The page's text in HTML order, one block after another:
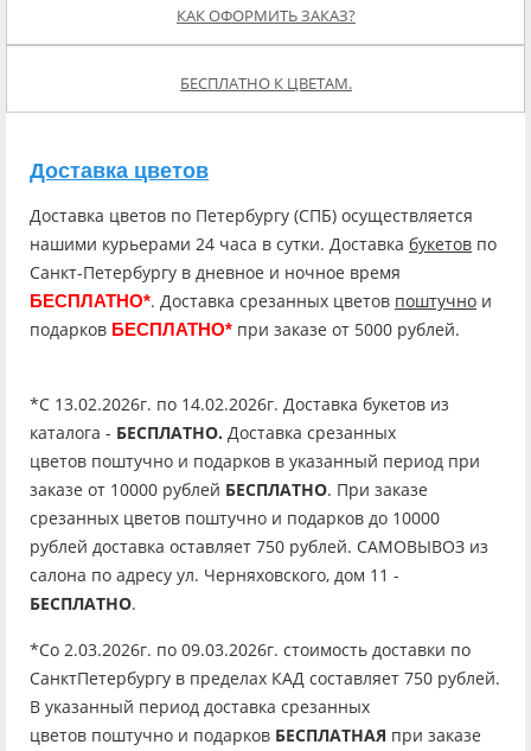
КАК ОФОРМИТЬ ЗАКАЗ?
БЕСПЛАТНО К ЦВЕТАМ.
Доставка цветов
Доставка цветов по Петербургу (СПБ) осуществляется
нашими курьерами 24 часа в сутки. Доставка букетов по
Санкт-Петербургу в дневное и ночное время
БЕСПЛАТНО*. Доставка срезанных цветов поштучно и
подарков БЕСПЛАТНО* при заказе от 5000 рублей.
*C 13.02.2026г. по 14.02.2026г. Доставка букетов из
каталога - БЕСПЛАТНО. Доставка срезанных
цветов поштучно и подарков в указанный период при
заказе от 10000 рублей БЕСПЛАТНО. При заказе
срезанных цветов поштучно и подарков до 10000
рублей доставка оставляет 750 рублей. САМОВЫВОЗ из
салона по адресу ул. Черняховского, дом 11 -
БЕСПЛАТНО.
*Со 2.03.2026г. по 09.03.2026г. стоимость доставки по
СанктПетербургу в пределах КАД составляет 750 рублей.
В указанный период доставка срезанных
цветов поштучно и подарков БЕСПЛАТНАЯ при заказе